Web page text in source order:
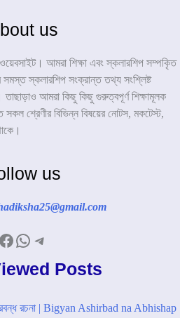
us
আমরা শিক্ষা এবং স্কলারশিপ সম্পকৃিত
স্কলারশিপ সংক্রান্ত তথ্য সংশ্লিষ্ট
আমরা কিছু কিছু গুরুত্বপূর্ণ শিক্ষামূলক
শ্রেণীর বিভিন্ন বিষয়ের নোটস, মকটেস্ট,
us
Facebook
WhatsApp
Telegram
Posts
প্রবন্ধ রচনা | Bigyan Ashirbad na Abhishap